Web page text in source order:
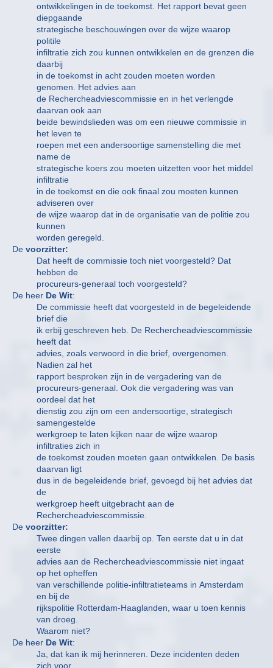
ontwikkelingen in de toekomst. Het rapport bevat geen
diepgaande
strategische beschouwingen over de wijze waarop
politile
infiltratie zich zou kunnen ontwikkelen en de grenzen die
daarbij
in de toekomst in acht zouden moeten worden
genomen. Het advies aan
de Rechercheadviescommissie en in het verlengde
daarvan ook aan
beide bewindslieden was om een nieuwe commissie in
het leven te
roepen met een andersoortige samenstelling die met
name de
strategische koers zou moeten uitzetten voor het middel
infiltratie
in de toekomst en die ook finaal zou moeten kunnen
adviseren over
de wijze waarop dat in de organisatie van de politie zou
kunnen
worden geregeld.
De voorzitter:
Dat heeft de commissie toch niet voorgesteld? Dat
hebben de
procureurs-generaal toch voorgesteld?
De heer De Wit:
De commissie heeft dat voorgesteld in de begeleidende
brief die
ik erbij geschreven heb. De Rechercheadviescommissie
heeft dat
advies, zoals verwoord in die brief, overgenomen.
Nadien zal het
rapport besproken zijn in de vergadering van de
procureurs-generaal. Ook die vergadering was van
oordeel dat het
dienstig zou zijn om een andersoortige, strategisch
samengestelde
werkgroep te laten kijken naar de wijze waarop
infiltraties zich in
de toekomst zouden moeten gaan ontwikkelen. De basis
daarvan ligt
dus in de begeleidende brief, gevoegd bij het advies dat
de
werkgroep heeft uitgebracht aan de
Rechercheadviescommissie.
De voorzitter:
Twee dingen vallen daarbij op. Ten eerste dat u in dat
eerste
advies aan de Rechercheadviescommissie niet ingaat
op het opheffen
van verschillende politie-infiltratieteams in Amsterdam
en bij de
rijkspolitie Rotterdam-Haaglanden, waar u toen kennis
van droeg.
Waarom niet?
De heer De Wit:
Ja, dat kan ik mij herinneren. Deze incidenten deden
zich voor